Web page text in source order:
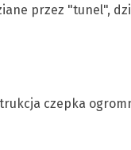
przez "tunel",
czepka